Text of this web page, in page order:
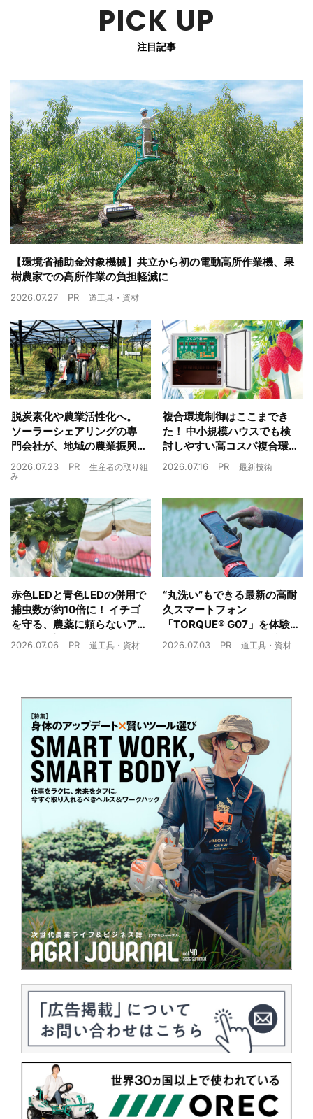
PICK UP
注目記事
【環境省補助金対象機械】共立から初の電動高所作業機、果
樹農家での高所作業の負担軽減に
2026.07.27 PR 道工具・資材
脱炭素化や農業活性化へ。
ソーラーシェアリングの専
門会社が、地域の農業振興
や経済循環をワンストップ
でサポート
2026.07.23 PR
生産者の取り組
み
複合環境制御はここまでき
た！ 中小規模ハウスでも検
討しやすい高コスパ複合環
境制御装置が誕生
2026.07.16 PR 最新技術
赤色LEDと青色LEDの併用で
捕虫数が約10倍に！ イチゴ
を守る、農薬に頼らないア
ザミウマ対策
2026.07.06 PR 道工具・資材
“丸洗い”もできる最新の高耐
久スマートフォン
「TORQUE® G07」を体験
農業現場の“スマホの弱点”を
2026.07.03 PR 道工具・資材